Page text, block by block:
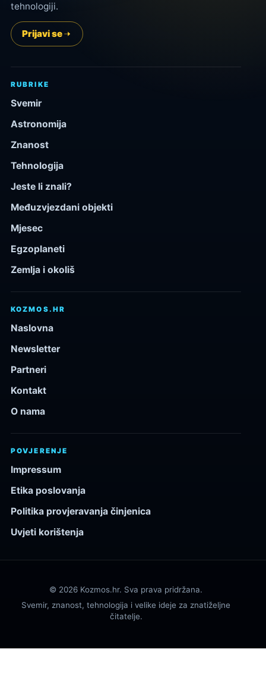
tehnologiji.
Prijavi se
RUBRIKE
Svemir
Astronomija
Znanost
Tehnologija
Jeste li znali?
Međuzvjezdani objekti
Mjesec
Egzoplaneti
Zemlja i okoliš
KOZMOS.HR
Naslovna
Newsletter
Partneri
Kontakt
O nama
POVJERENJE
Impressum
Etika poslovanja
Politika provjeravanja činjenica
Uvjeti korištenja
© 2026 Kozmos.hr. Sva prava pridržana.
Svemir, znanost, tehnologija i velike ideje za znatiželjne
čitatelje.